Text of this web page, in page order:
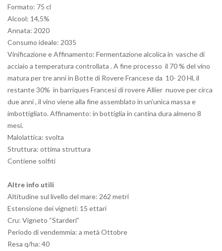
Formato: 75 cl
Alcool: 14,5%
Annata: 2020
Consumo ideale: 2035
Vinificazione e Affinamento: Fermentazione alcolica in vasche di
acciaio a temperatura controllata . A fine processo il 70 % del vino
matura per tre anni in Botte di Rovere Francese da 10- 20 Hl, il
restante 30% in barriques Francesi di rovere Allier nuove per circa
due anni , il vino viene alla fine assemblato in un’unica massa e
imbottigliato. Affinamento: in bottiglia in cantina dura almeno 8
mesi.
Malolattica: svolta
Struttura: ottima struttura
Contiene solfiti
Altre info utili
Altitudine sul livello del mare: 262 metri
Estensione dei vigneti: 15 ettari
Cru: Vigneto “Starderi”
Periodo di vendemmia: a metà Ottobre
Resa q/ha: 40